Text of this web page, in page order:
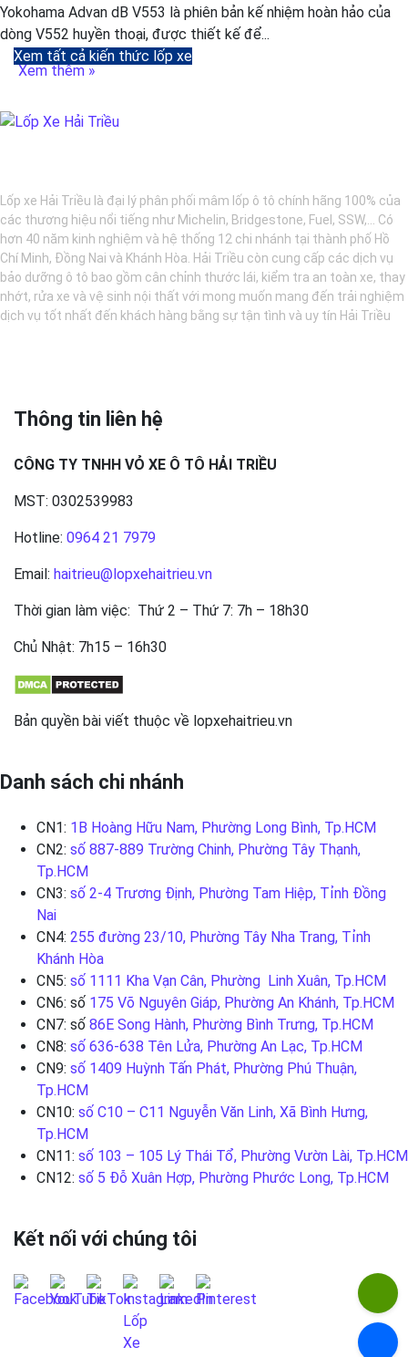
Yokohama Advan dB V553 là phiên bản kế nhiệm hoàn hảo của
dòng V552 huyền thoại, được thiết kế để...
Xem thêm »
Xem tất cả kiến thức lốp xe
Lốp xe Hải Triều là đại lý phân phối mâm lốp ô tô chính hãng 100% của
các thương hiệu nổi tiếng như Michelin, Bridgestone, Fuel, SSW,... Có
hơn 40 năm kinh nghiệm và hệ thống 12 chi nhánh tại thành phố Hồ
Chí Minh, Đồng Nai và Khánh Hòa. Hải Triều còn cung cấp các dịch vụ
bảo dưỡng ô tô bao gồm cân chỉnh thước lái, kiểm tra an toàn xe, thay
nhớt, rửa xe và vệ sinh nội thất với mong muốn mang đến trải nghiệm
dịch vụ tốt nhất đến khách hàng bằng sự tận tình và uy tín Hải Triều
Thông tin liên hệ
CÔNG TY TNHH VỎ XE Ô TÔ HẢI TRIỀU
MST: 0302539983
Hotline: 0964 21 7979
Email: haitrieu@lopxehaitrieu.vn
Thời gian làm việc: Thứ 2 – Thứ 7: 7h – 18h30
Chủ Nhật: 7h15 – 16h30
Bản quyền bài viết thuộc về lopxehaitrieu.vn
Danh sách chi nhánh
CN1: 1B Hoàng Hữu Nam, Phường Long Bình, Tp.HCM
CN2: số 887-889 Trường Chinh, Phường Tây Thạnh,
Tp.HCM
CN3: số 2-4 Trương Định, Phường Tam Hiệp, Tỉnh Đồng
Nai
CN4: 255 đường 23/10, Phường Tây Nha Trang, Tỉnh
Khánh Hòa
CN5: số 1111 Kha Vạn Cân, Phường Linh Xuân, Tp.HCM
CN6: số 175 Võ Nguyên Giáp, Phường An Khánh, Tp.HCM
CN7: số 86E Song Hành, Phường Bình Trưng, Tp.HCM
CN8: số 636-638 Tên Lửa, Phường An Lạc, Tp.HCM
CN9: số 1409 Huỳnh Tấn Phát, Phường Phú Thuận,
Tp.HCM
CN10: số C10 – C11 Nguyễn Văn Linh, Xã Bình Hưng,
Tp.HCM
CN11: số 103 – 105 Lý Thái Tổ, Phường Vườn Lài, Tp.HCM
CN12: số 5 Đỗ Xuân Hợp, Phường Phước Long, Tp.HCM
Kết nối với chúng tôi